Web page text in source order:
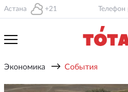
Астана +21
Экономика → События